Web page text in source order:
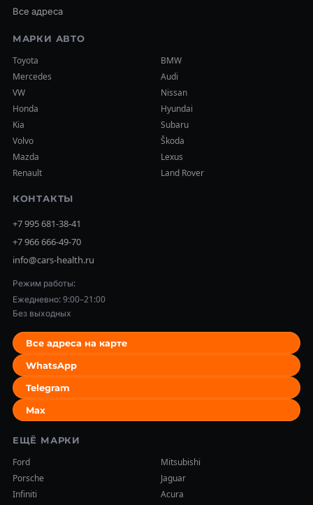
Все адреса
МАРКИ АВТО
Toyota
BMW
Mercedes
Audi
VW
Nissan
Honda
Hyundai
Kia
Subaru
Volvo
Škoda
Mazda
Lexus
Renault
Land Rover
КОНТАКТЫ
+7 995 681-38-41
+7 966 666-49-70
info@cars-health.ru
Режим работы:
Ежедневно: 9:00–21:00
Без выходных
Все адреса на карте
WhatsApp
Telegram
Max
ЕЩЁ МАРКИ
Ford
Mitsubishi
Porsche
Jaguar
Infiniti
Acura